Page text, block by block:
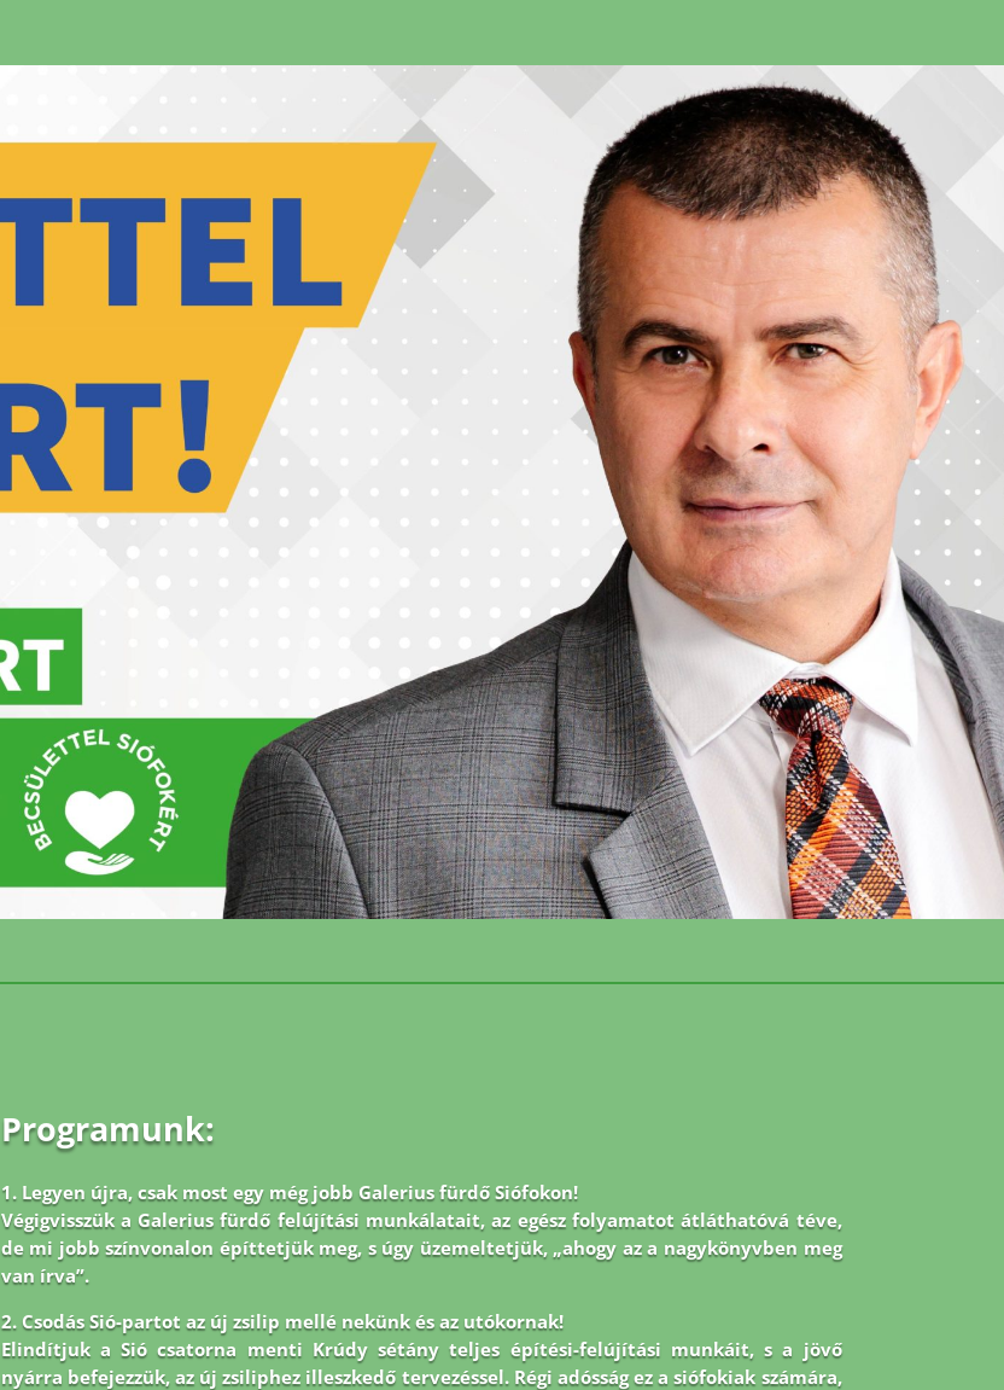
Programunk:
1. Legyen újra, csak most egy még jobb Galerius fürdő Siófokon!
Végigvisszük a Galerius fürdő felújítási munkálatait, az egész folyamatot átláthatóvá téve,
de mi jobbszínvonalon építtetjük meg, s úgy üzemeltetjük, „ahogy az a nagykönyvben meg
van írva”.
2. Csodás Sió-partot az új zsilip mellé nekünk és az utókornak!
Elindítjuk a Sió csatorna menti Krúdy sétány teljes építési-felújítási munkáit, s a jövő
nyárra befejezzük, az új zsiliphez illeszkedő tervezéssel. Régi adósság ez a siófokiak számára,